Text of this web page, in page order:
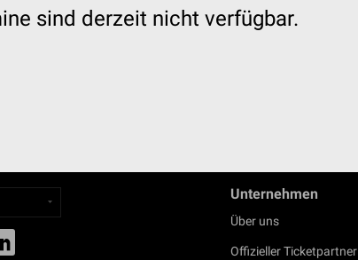
sind derzeit nicht verfügbar.
Unternehmen
Über uns
Offizieller Ticketpartner